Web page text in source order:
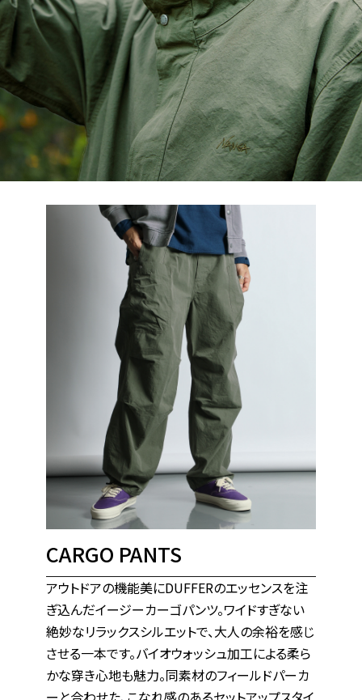
Detail 03
左裾には、コラボレーションの証である特
製ネームタグをセット。ヴィンテージライク
な生地感の中で、ストリートテイストなワン
ポイントとして映えます。
フードのスピンドルにはリフレクター（反射
材）が編み込まれたコードを採用。アウトド
アギアとしての実用性に、都会的なギミック
をさりげなく効かせています。
CARGO PANTS
アウトドアの機能美にDUFFERのエッセンスを注
ぎ込んだイージーカーゴパンツ。ワイドすぎない
絶妙なリラックスシルエットで、大人の余裕を感じ
させる一本です。バイオウォッシュ加工による柔ら
かな穿き心地も魅力。同素材のフィールドパーカ